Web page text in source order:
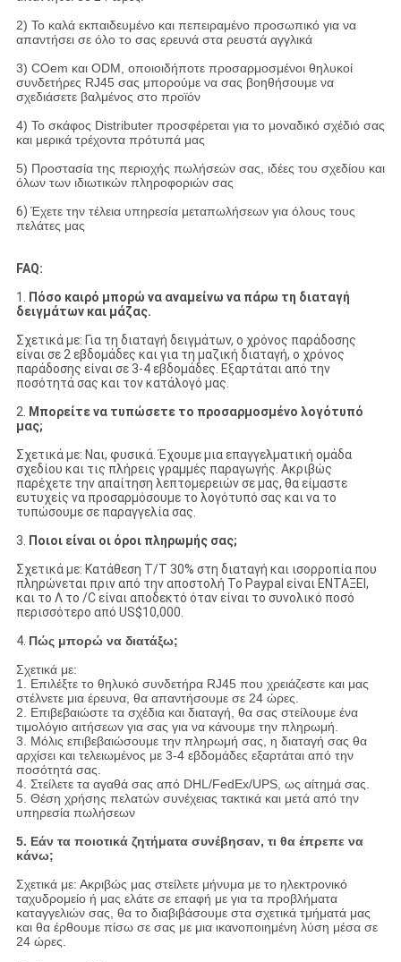
2) Το καλά εκπαιδευμένο και πεπειραμένο προσωπικό για να
απαντήσει σε όλο το σας ερευνά στα ρευστά αγγλικά
3) COem και ODM, οποιοιδήποτε προσαρμοσμένοι θηλυκοί
συνδετήρες RJ45 σας μπορούμε να σας βοηθήσουμε να
σχεδιάσετε βαλμένος στο προϊόν
4) Το σκάφος Distributer προσφέρεται για το μοναδικό σχέδιό σας
και μερικά τρέχοντα πρότυπά μας
5) Προστασία της περιοχής πωλήσεών σας, ιδέες του σχεδίου και
όλων των ιδιωτικών πληροφοριών σας
6) Έχετε την τέλεια υπηρεσία μεταπωλήσεων για όλους τους
πελάτες μας
FAQ:
1. Πόσο καιρό μπορώ να αναμείνω να πάρω τη διαταγή
δειγμάτων και μάζας.
Σχετικά με: Για τη διαταγή δειγμάτων, ο χρόνος παράδοσης
είναι σε 2 εβδομάδες και για τη μαζική διαταγή, ο χρόνος
παράδοσης είναι σε 3-4 εβδομάδες. Εξαρτάται από την
ποσότητά σας και τον κατάλογό μας.
2. Μπορείτε να τυπώσετε το προσαρμοσμένο λογότυπό
μας;
Σχετικά με: Ναι, φυσικά. Έχουμε μια επαγγελματική ομάδα
σχεδίου και τις πλήρεις γραμμές παραγωγής. Ακριβώς
παρέχετε την απαίτηση λεπτομερειών σε μας, θα είμαστε
ευτυχείς να προσαρμόσουμε το λογότυπό σας και να το
τυπώσουμε σε παραγγελία σας.
3. Ποιοι είναι οι όροι πληρωμής σας;
Σχετικά με: Κατάθεση T/T 30% στη διαταγή και ισορροπία που
πληρώνεται πριν από την αποστολή Το Paypal είναι ΕΝΤΑΞΕΙ,
και το Λ το /C είναι αποδεκτό όταν είναι το συνολικό ποσό
περισσότερο από US$10,000.
4. Πώς μπορώ να διατάξω;
Σχετικά με:
1. Επιλέξτε το θηλυκό συνδετήρα RJ45 που χρειάζεστε και μας
στέλνετε μια έρευνα, θα απαντήσουμε σε 24 ώρες.
2. Επιβεβαιώστε τα σχέδια και διαταγή, θα σας στείλουμε ένα
τιμολόγιο αιτήσεων για σας για να κάνουμε την πληρωμή.
3. Μόλις επιβεβαιώσουμε την πληρωμή σας, η διαταγή σας θα
αρχίσει και τελειωμένος με 3-4 εβδομάδες εξαρτάται από την
ποσότητά σας.
4. Στείλετε τα αγαθά σας από DHL/FedEx/UPS, ως αίτημά σας.
5. Θέση χρήσης πελατών συνέχειας τακτικά και μετά από την
υπηρεσία πωλήσεων
5. Εάν τα ποιοτικά ζητήματα συνέβησαν, τι θα έπρεπε να
κάνω;
Σχετικά με: Ακριβώς μας στείλετε μήνυμα με το ηλεκτρονικό
ταχυδρομείο ή μας ελάτε σε επαφή με για τα προβλήματα
καταγγελιών σας, θα το διαβιβάσουμε στα σχετικά τμήματά μας
και θα έρθουμε πίσω σε σας με μια ικανοποιημένη λύση μέσα σε
24 ώρες.